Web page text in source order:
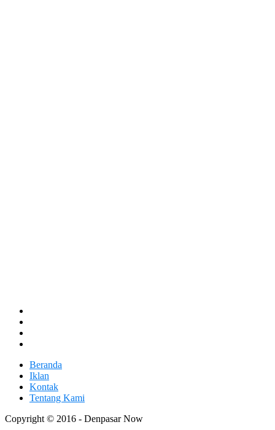
Beranda
Iklan
Kontak
Tentang Kami
Copyright © 2016 - Denpasar Now